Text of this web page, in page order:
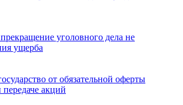
уголовного дела не
ущерба
от обязательной оферты
акций